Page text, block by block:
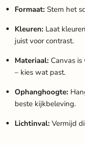
Formaat: Stem het
Kleuren: Laat
juist voor contrast.
Materiaal: Canvas
– kies wat past.
Ophanghoogte:
beste kijkbeleving.
Lichtinval: Vermijd